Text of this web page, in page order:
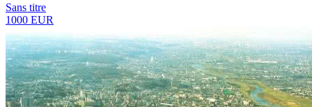
Sans titre
1000 EUR